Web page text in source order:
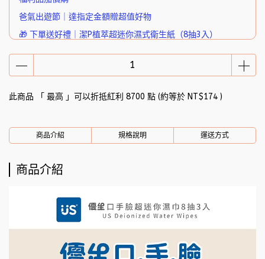
爸氣出遊節｜達指定金額贈超值好物
🎁 下單送好禮｜潔P植萃超迷你濕式衛生紙（8抽3入）
此商品 「 最高 」可以折抵紅利 8700 點 (約等於 NT$174 )
商品介紹 規格說明 運送方式
商品介紹